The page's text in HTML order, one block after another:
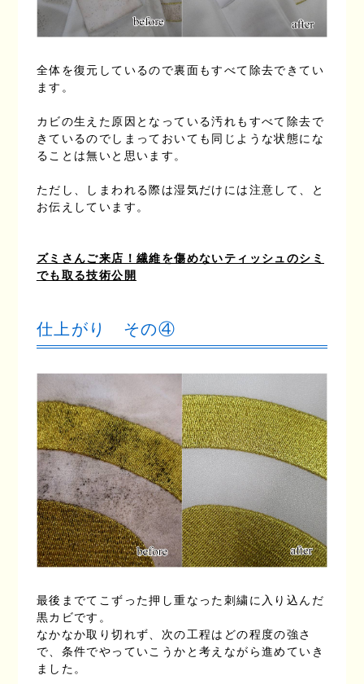
全体を復元しているので裏面もすべて除去できてい
ます。
カビの生えた原因となっている汚れもすべて除去で
きているのでしまっておいても同じような状態にな
ることは無いと思います。
ただし、しまわれる際は湿気だけには注意して、と
お伝えしています。
ズミさんご来店！繊維を傷めないティッシュのシミ
でも取る技術公開
仕上がり その④
最後までてこずった押し重なった刺繍に入り込んだ
黒カビです。
なかなか取り切れず、次の工程はどの程度の強さ
で、条件でやっていこうかと考えながら進めていき
ました。